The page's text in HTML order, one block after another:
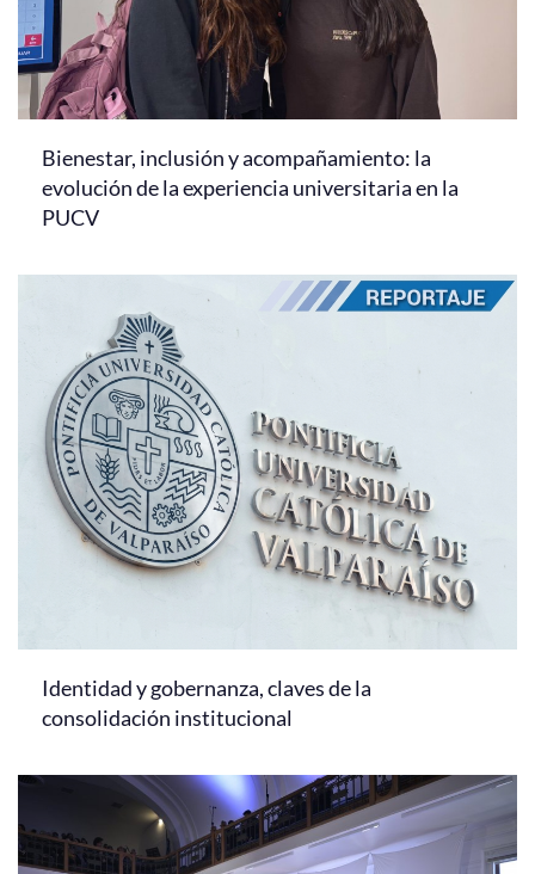
Bienestar, inclusión y acompañamiento: la
evolución de la experiencia universitaria en la
PUCV
Identidad y gobernanza, claves de la
consolidación institucional